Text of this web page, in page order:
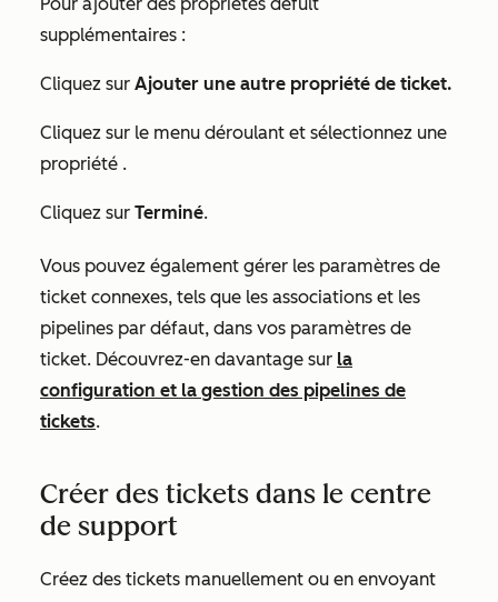
supplémentaires :
Cliquez sur Ajouter une autre propriété de ticket.
Cliquez sur le menu déroulant et sélectionnez une
propriété .
Cliquez sur Terminé.
Vous pouvez également gérer les paramètres de
ticket connexes, tels que les associations et les
pipelines par défaut, dans vos paramètres de
ticket. Découvrez-en davantage sur la
configuration et la gestion des pipelines de
tickets.
Créer des tickets dans le centre
de support
Créez des tickets manuellement ou en envoyant